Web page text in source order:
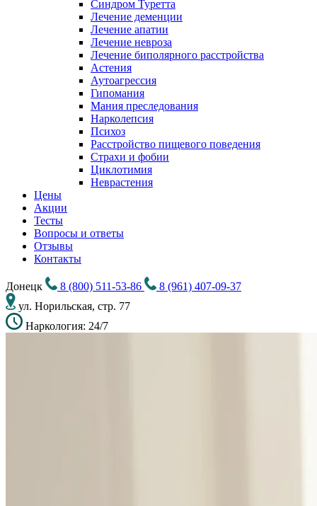
Синдром Туретта
Лечение деменции
Лечение апатии
Лечение невроза
Лечение биполярного расстройства
Астения
Аутоагрессия
Гипомания
Мания преследования
Нарколепсия
Психоз
Расстройство пищевого поведения
Cтрахи и фобии
Циклотимия
Неврастения
Цены
Акции
Тесты
Вопросы и ответы
Отзывы
Контакты
Донецк 8 (800) 511-53-86
8 (961) 407-09-37
ул. Норильская, стр. 77
Наркология: 24/7